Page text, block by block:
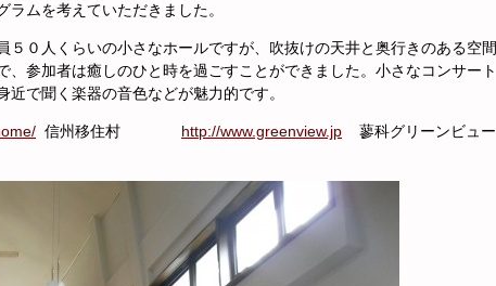
ラムを考えていただきました。
５０人くらいの小さなホールですが、吹抜けの天井と奥行きのある空間
、参加者は癒しのひと時を過ごすことができました。小さなコンサート
近で聞く楽器の音色などが魅力的です。
信州移住村 http://www.greenview.jp 蓼科グリーンビュー